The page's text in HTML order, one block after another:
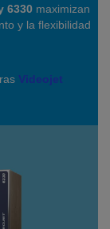
6330 maximizan
y la flexibilidad
Videojet